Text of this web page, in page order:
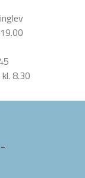
8.30